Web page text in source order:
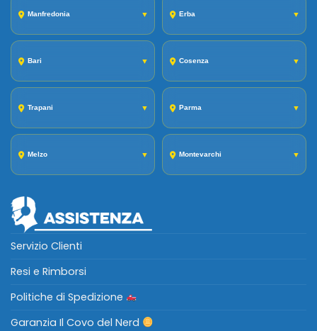
Manfredonia ▼ Erba ▼
Bari ▼ Cosenza ▼
Trapani ▼ Parma ▼
Melzo ▼ Montevarchi ▼
Servizio Clienti
Resi e Rimborsi
Politiche di Spedizione
Garanzia Il Covo del Nerd